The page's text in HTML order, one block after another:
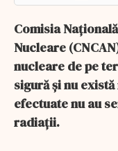
Comisia
Nucleare
nucleare de pe
sigură şi nu
efectuate nu au
radiaţii.